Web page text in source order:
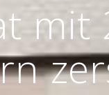
mit